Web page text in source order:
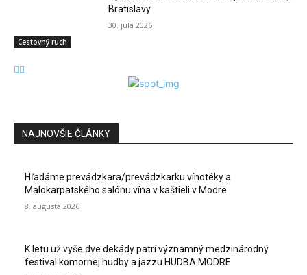
Cestovný ruch
Bratislavy
30. júla 2026
NAJNOVŠIE ČLÁNKY
Hľadáme prevádzkara/prevádzkarku vínotéky a
Malokarpatského salónu vína v kaštieli v Modre
8. augusta 2026
K letu už vyše dve dekády patrí významný medzinárodný
festival komornej hudby a jazzu HUDBA MODRE